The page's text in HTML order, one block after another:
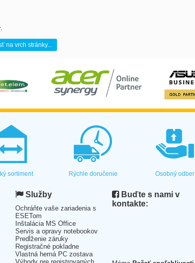
na vrch stránky...
sortiment Rýchle doručenie Osobný odber
Služby
Ochráňte vaše zariadenia s
ESETom
Inštalácia MS Office
Servis a opravy notebookov
Predĺženie záruky
Registračné pokladne
Vlastná herná PC zostava
Buďte s nami v
kontakte: